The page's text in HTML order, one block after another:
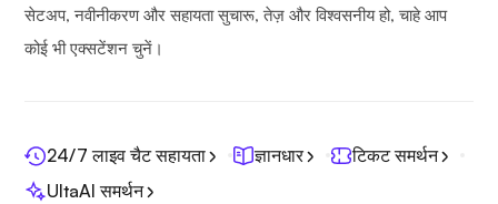
सेटअप, नवीनीकरण और सहायता सुचारू, तेज़ और विश्वसनीय हो, चाहे आप
कोई भी एक्सटेंशन चुनें।
24/7 लाइव चैट सहायता ज्ञानधार
टिकट समर्थन
UltaAI समर्थन